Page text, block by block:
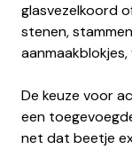
glasvezelkoord
stenen,
De keuze voor
een
net dat beetje